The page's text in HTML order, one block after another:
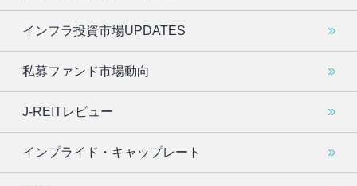
インフラ投資市場UPDATES
私募ファンド市場動向
J-REITレビュー
インプライド・キャップレート